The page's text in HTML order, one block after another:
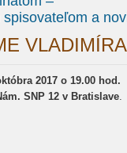
a
2017 o 19.00 hod.
SNP 12 v Bratislave.